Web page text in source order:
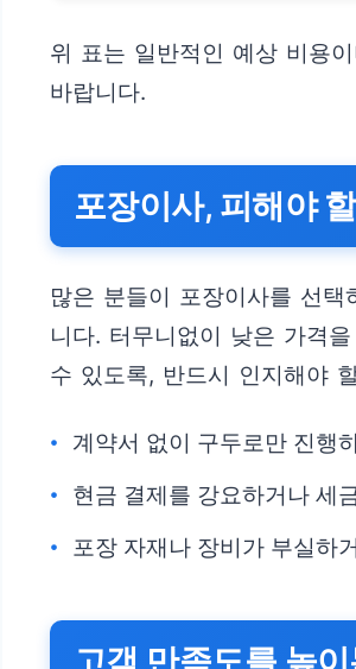
위 표는 일반적인 예상 비용
바랍니다.
포장이사, 피해야
많은 분들이 포장이사를 선
니다. 터무니없이 낮은 가격
수 있도록, 반드시 인지해야
계약서 없이 구두로만 진행
현금 결제를 강요하거나 세
포장 자재나 장비가 부실하
고객 만족도를 높